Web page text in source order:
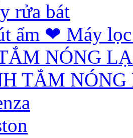
rửa bát
ẩm ❤ Máy
NÓNG
TẮM